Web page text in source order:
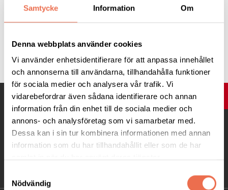
Samtycke Information Om
Denna webbplats använder cookies
Vi använder enhetsidentifierare för att anpassa innehållet
och annonserna till användarna, tillhandahålla funktioner
för sociala medier och analysera vår trafik. Vi
vidarebefordrar även sådana identifierare och annan
information från din enhet till de sociala medier och
annons- och analysföretag som vi samarbetar med.
Dessa kan i sin tur kombinera informationen med annan
information som du har tillhandahållit eller som de har
Nödvändig
inom funktionsrättsfrågor.